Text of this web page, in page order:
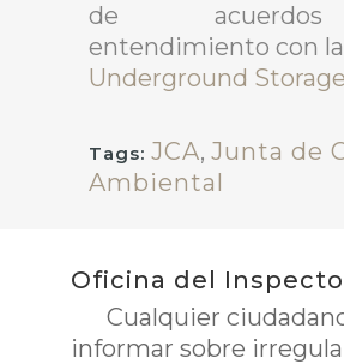
de
entendimiento con la
Underground
Tags: JCA, Junta de
Ambiental
Oficina del
Cualquier
informar sobre